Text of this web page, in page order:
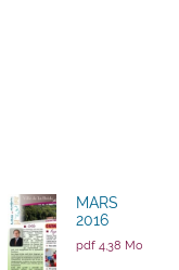
MARS
2016
pdf 4,38 Mo